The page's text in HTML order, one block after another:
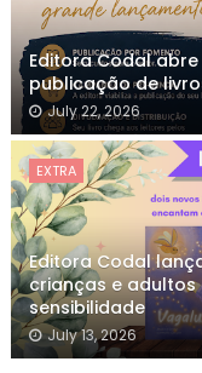
Editora Codal
publicação de
July 22, 2026
EXTRA
Editora Codal
crianças e adultos
sensibilidade
July 13, 2026